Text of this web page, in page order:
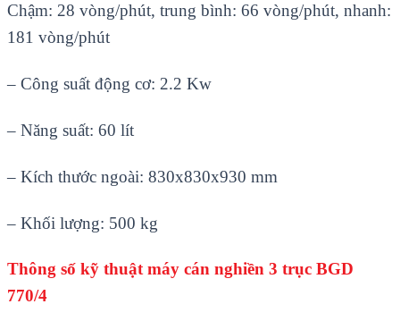
Chậm: 28 vòng/phút, trung bình: 66 vòng/phút, nhanh:
181 vòng/phút
– Công suất động cơ: 2.2 Kw
– Năng suất: 60 lít
– Kích thước ngoài: 830x830x930 mm
– Khối lượng: 500 kg
Thông số kỹ thuật máy cán nghiền 3 trục BGD
770/4